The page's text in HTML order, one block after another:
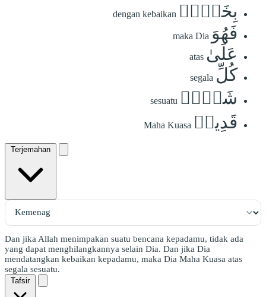
بِخَيۡرٖ dengan kebaikan
فَهُوَ maka Dia
عَلَىٰ atas
كُلِّ segala
شَيۡءٖ sesuatu
قَدِيرٞ Maha Kuasa
Terjemahan
Dan jika Allah menimpakan suatu bencana kepadamu, tidak ada
yang dapat menghilangkannya selain Dia. Dan jika Dia
mendatangkan kebaikan kepadamu, maka Dia Maha Kuasa atas
segala sesuatu.
Tafsir